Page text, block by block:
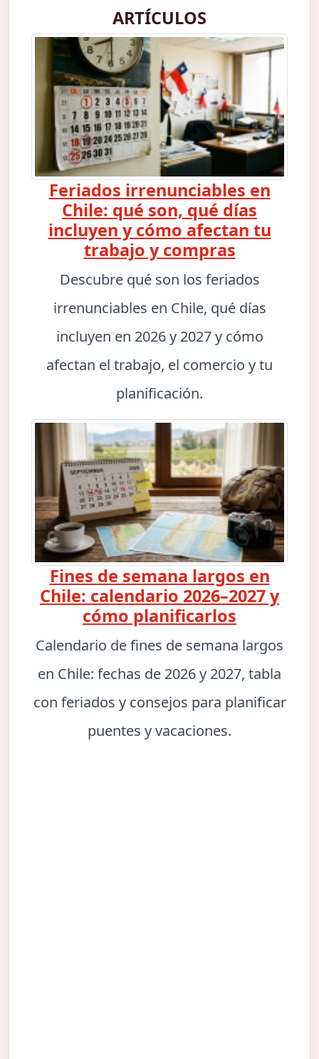
ARTÍCULOS
Feriados irrenunciables en
Chile: qué son, qué días
incluyen y cómo afectan tu
trabajo y compras
Descubre qué son los feriados
irrenunciables en Chile, qué días
incluyen en 2026 y 2027 y cómo
afectan el trabajo, el comercio y tu
planificación.
Fines de semana largos en
Chile: calendario 2026–2027 y
cómo planificarlos
Calendario de fines de semana largos
en Chile: fechas de 2026 y 2027, tabla
con feriados y consejos para planificar
puentes y vacaciones.